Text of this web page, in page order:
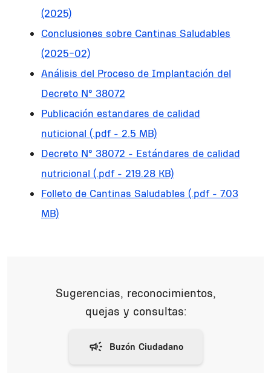
(2025)
Conclusiones sobre Cantinas Saludables
(2025-02)
Análisis del Proceso de Implantación del
Decreto N° 38072
Publicación estandares de calidad
nuticional (.pdf - 2.5 MB)
Decreto N° 38072 - Estándares de calidad
nutricional (.pdf - 219.28 KB)
Folleto de Cantinas Saludables (.pdf - 7.03
MB)
Sugerencias, reconocimientos,
quejas y consultas: